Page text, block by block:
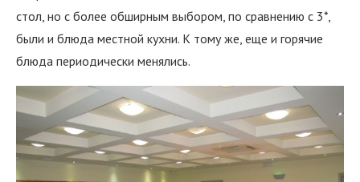
стол, но с более обширным выбором, по сравнению с 3*,
были и блюда местной кухни. К тому же, еще и горячие
блюда периодически менялись.